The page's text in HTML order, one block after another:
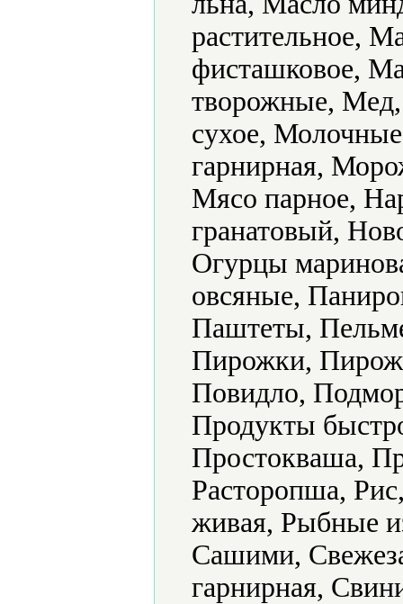
растительное,
фисташковое,
творожные,
сухое,
гарнирная,
Мясо парное,
гранатовый,
Огурцы
овсяные,
Паштеты,
Пирожки,
Повидло,
Продукты
Простокваша,
Расторопша,
живая, Рыбные
Сашими,
гарнирная,